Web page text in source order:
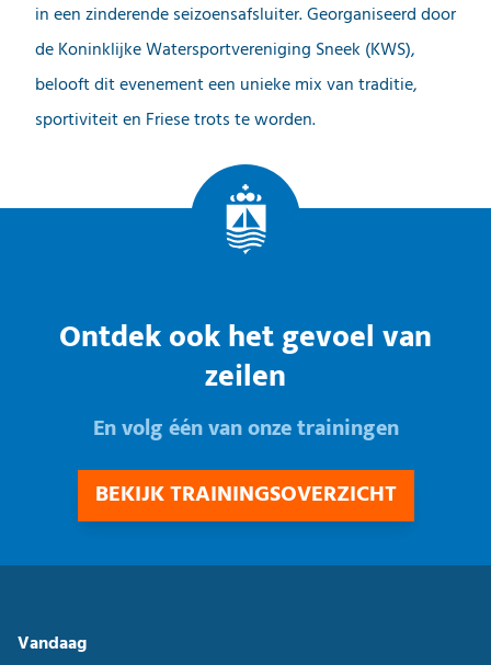
in een zinderende seizoensafsluiter. Georganiseerd door
de Koninklijke Watersportvereniging Sneek (KWS),
belooft dit evenement een unieke mix van traditie,
sportiviteit en Friese trots te worden.
Ontdek ook het gevoel van
zeilen
En volg één van onze trainingen
BEKIJK TRAININGSOVERZICHT
Vandaag